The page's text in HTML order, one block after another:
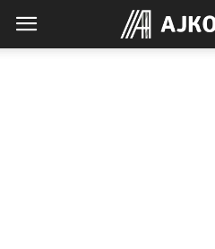
Ajkomp.pl